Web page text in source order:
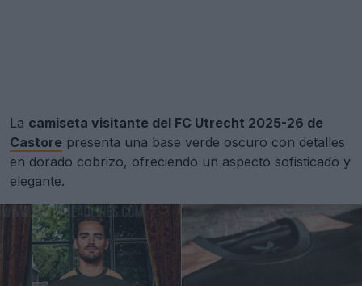
La camiseta visitante del FC Utrecht 2025-26 de
Castore presenta una base verde oscuro con detalles
en dorado cobrizo, ofreciendo un aspecto sofisticado y
elegante.